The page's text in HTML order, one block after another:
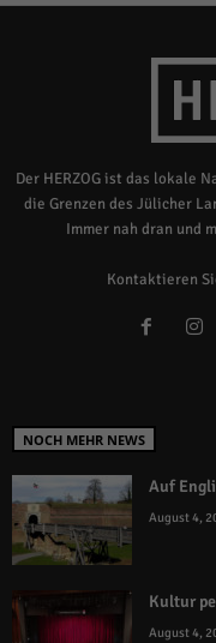
Der HERZOG ist das lokale
die Grenzen des Jülicher
Immer nah dran und
Kontaktieren
NOCH MEHR NEWS
Auf
August 4,
Kultur
August 4,